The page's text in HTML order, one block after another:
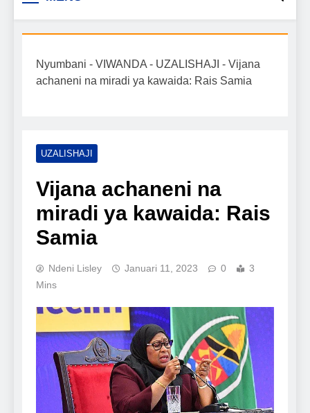
Tanzania
kilimo, mitindo, na burudani kwa Kiswahili,
mafanikio yako.
Nyumbani - VIWANDA - UZALISHAJI - Vijana
achaneni na miradi ya kawaida: Rais Samia
UZALISHAJI
Vijana achaneni na
miradi ya kawaida: Rais
Samia
Ndeni Lisley Januari 11, 2023 0
3
Mins